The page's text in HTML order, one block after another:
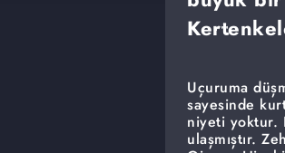
Uçuruma
sayesinde
niyeti yoktur.
ulaşmıştır.